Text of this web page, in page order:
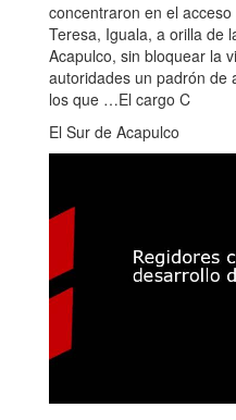
concentraron en el
Teresa, Iguala, a orilla de
Acapulco, sin bloquear la
autoridades un padrón de
los que …El cargo C
El Sur de Acapulco